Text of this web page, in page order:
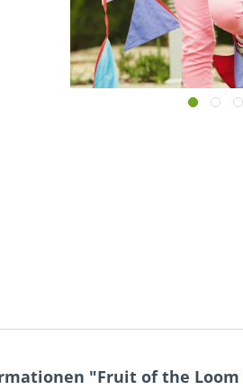
"Fruit of the Loom